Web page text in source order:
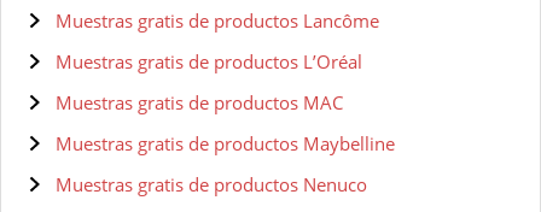
Muestras gratis de productos Lancôme
Muestras gratis de productos L’Oréal
Muestras gratis de productos MAC
Muestras gratis de productos Maybelline
Muestras gratis de productos Nenuco